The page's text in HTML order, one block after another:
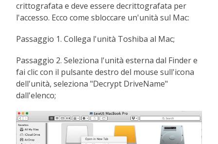
crittografata e deve essere decrittografata per
l'accesso. Ecco come sbloccare un'unità sul Mac:
Passaggio 1. Collega l'unità Toshiba al Mac;
Passaggio 2. Seleziona l'unità esterna dal Finder e
fai clic con il pulsante destro del mouse sull'icona
dell'unità, seleziona "Decrypt DriveName"
dall'elenco;